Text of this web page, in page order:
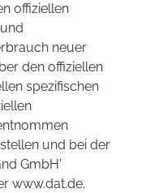
offiziellen
neuer
den offiziellen
spezifischen
und bei der
GmbH'
www.dat.de.